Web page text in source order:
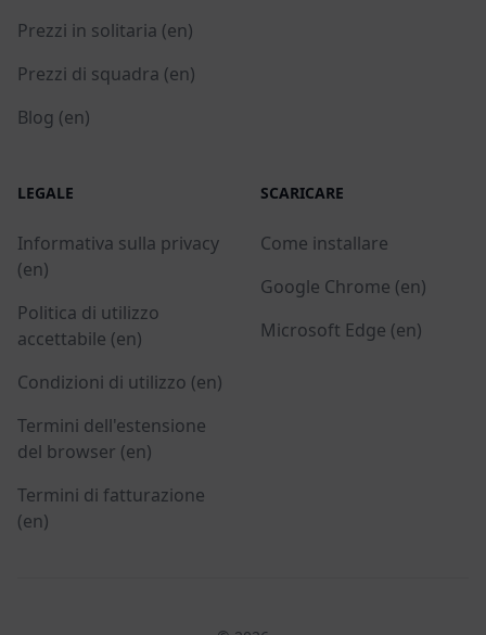
Prezzi in solitaria (en)
Prezzi di squadra (en)
Blog (en)
LEGALE
Informativa sulla privacy
(en)
Politica di utilizzo
accettabile (en)
Condizioni di utilizzo (en)
Termini dell'estensione
del browser (en)
Termini di fatturazione
(en)
SCARICARE
Come installare
Google Chrome (en)
Microsoft Edge (en)